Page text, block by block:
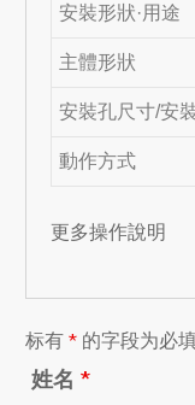
安裝形狀·用途
主體形狀
安裝孔尺寸/安
動作方式
更多操作說明
标有 * 的字段为必
姓名 *